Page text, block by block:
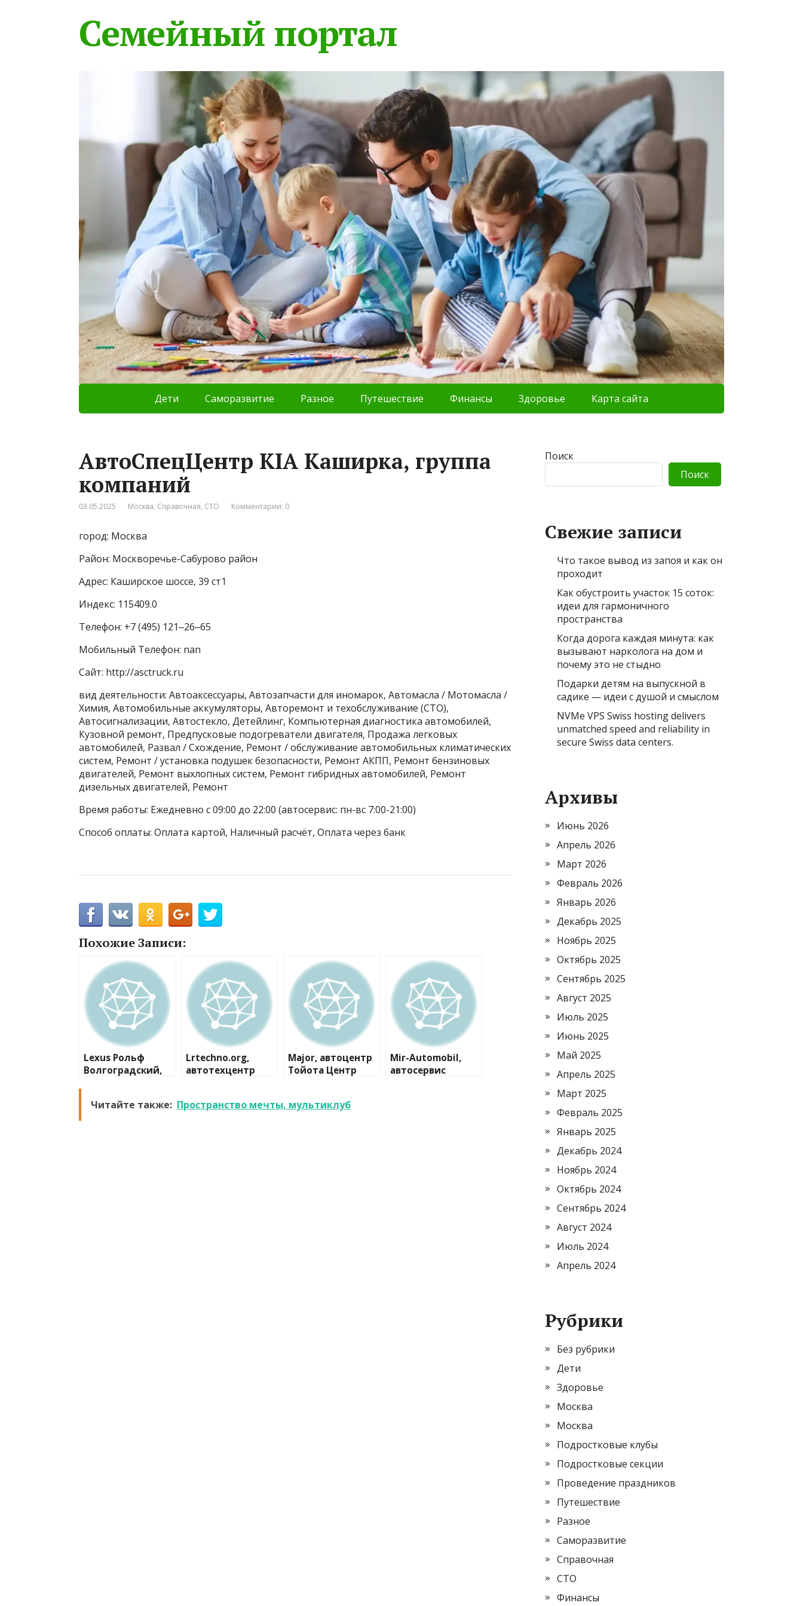
Семейный портал
Дети Саморазвитие Разное Путешествие Финансы Здоровье Карта сайта
АвтоСпецЦентр KIA Каширка, группа
компаний
03.05.2025 Москва, Справочная, СТО Комментарии: 0
город: Москва
Район: Москворечье-Сабурово район
Адрес: Каширское шоссе, 39 ст1
Индекс: 115409.0
Телефон: +7 (495) 121‒26‒65
Мобильный Телефон: nan
Сайт: http://asctruck.ru
вид деятельности: Автоаксессуары, Автозапчасти для иномарок, Автомасла / Мотомасла /
Химия, Автомобильные аккумуляторы, Авторемонт и техобслуживание (СТО),
Автосигнализации, Автостекло, Детейлинг, Компьютерная диагностика автомобилей,
Кузовной ремонт, Предпусковые подогреватели двигателя, Продажа легковых
автомобилей, Развал / Схождение, Ремонт / обслуживание автомобильных климатических
систем, Ремонт / установка подушек безопасности, Ремонт АКПП, Ремонт бензиновых
двигателей, Ремонт выхлопных систем, Ремонт гибридных автомобилей, Ремонт
дизельных двигателей, Ремонт
Время работы: Ежедневно с 09:00 до 22:00 (автосервис: пн-вс 7:00-21:00)
Способ оплаты: Оплата картой, Наличный расчёт, Оплата через банк
Похожие Записи:
Lexus Рольф
Волгоградский,
Lrtechno.org,
автотехцентр
Major, автоцентр
Тойота Центр
Mir-Automobil,
автосервис
Читайте также: Пространство мечты, мультиклуб
Поиск
Поиск
Свежие записи
Что такое вывод из запоя и как он
проходит
Как обустроить участок 15 соток:
идеи для гармоничного
пространства
Когда дорога каждая минута: как
вызывают нарколога на дом и
почему это не стыдно
Подарки детям на выпускной в
садике — идеи с душой и смыслом
NVMe VPS Swiss hosting delivers
unmatched speed and reliability in
secure Swiss data centers.
Архивы
Июнь 2026
Апрель 2026
Март 2026
Февраль 2026
Январь 2026
Декабрь 2025
Ноябрь 2025
Октябрь 2025
Сентябрь 2025
Август 2025
Июль 2025
Июнь 2025
Май 2025
Апрель 2025
Март 2025
Февраль 2025
Январь 2025
Декабрь 2024
Ноябрь 2024
Октябрь 2024
Сентябрь 2024
Август 2024
Июль 2024
Апрель 2024
Рубрики
Без рубрики
Дети
Здоровье
Москва
Москва
Подростковые клубы
Подростковые секции
Проведение праздников
Путешествие
Разное
Саморазвитие
Справочная
СТО
Финансы